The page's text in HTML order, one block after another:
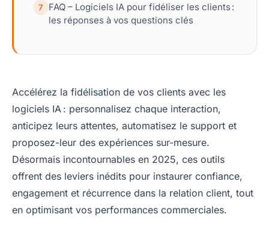
7
FAQ – Logiciels IA pour fidéliser les clients :
les réponses à vos questions clés
Accélérez la fidélisation de vos clients avec les
logiciels IA : personnalisez chaque interaction,
anticipez leurs attentes, automatisez le support et
proposez-leur des expériences sur-mesure.
Désormais incontournables en 2025, ces outils
offrent des leviers inédits pour instaurer confiance,
engagement et récurrence dans la relation client, tout
en optimisant vos performances commerciales.